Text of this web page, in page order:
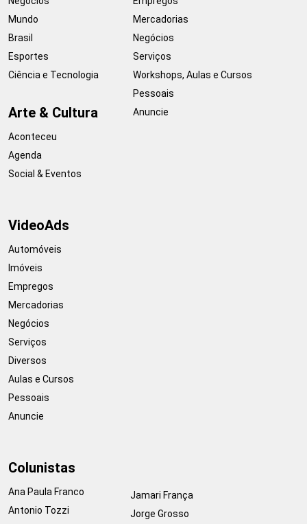
Mundo
Brasil
Esportes
Ciência e Tecnologia
Arte & Cultura
Aconteceu
Agenda
Social & Eventos
Mercadorias
Negócios
Serviços
Workshops, Aulas e Cursos
Pessoais
Anuncie
VideoAds
Automóveis
Imóveis
Empregos
Mercadorias
Negócios
Serviços
Diversos
Aulas e Cursos
Pessoais
Anuncie
Colunistas
Ana Paula Franco
Antonio Tozzi
Jamari França
Jorge Grosso